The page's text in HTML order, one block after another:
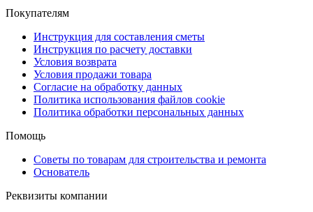
Покупателям
Инструкция для составления сметы
Инструкция по расчету доставки
Условия возврата
Условия продажи товара
Согласие на обработку данных
Политика использования файлов cookie
Политика обработки персональных данных
Помощь
Советы по товарам для строительства и ремонта
Основатель
Реквизиты компании